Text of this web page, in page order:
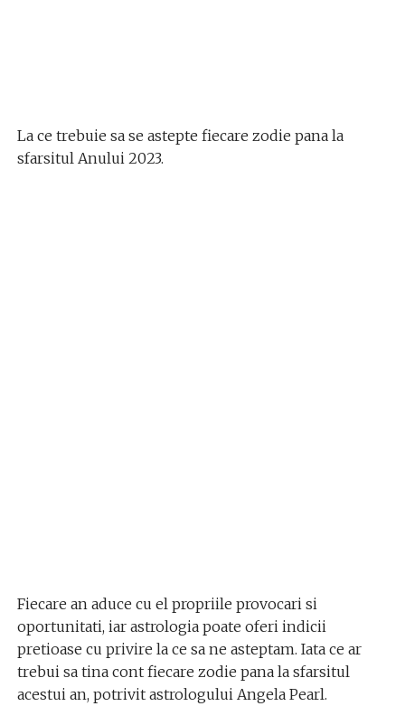
La ce trebuie sa se astepte fiecare zodie pana la
sfarsitul Anului 2023.
Fiecare an aduce cu el propriile provocari si
oportunitati, iar astrologia poate oferi indicii
pretioase cu privire la ce sa ne asteptam. Iata ce ar
trebui sa tina cont fiecare zodie pana la sfarsitul
acestui an, potrivit astrologului Angela Pearl.